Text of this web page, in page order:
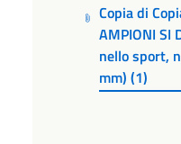
Copia di
AMPIONI SI
nello sport,
mm) (1)